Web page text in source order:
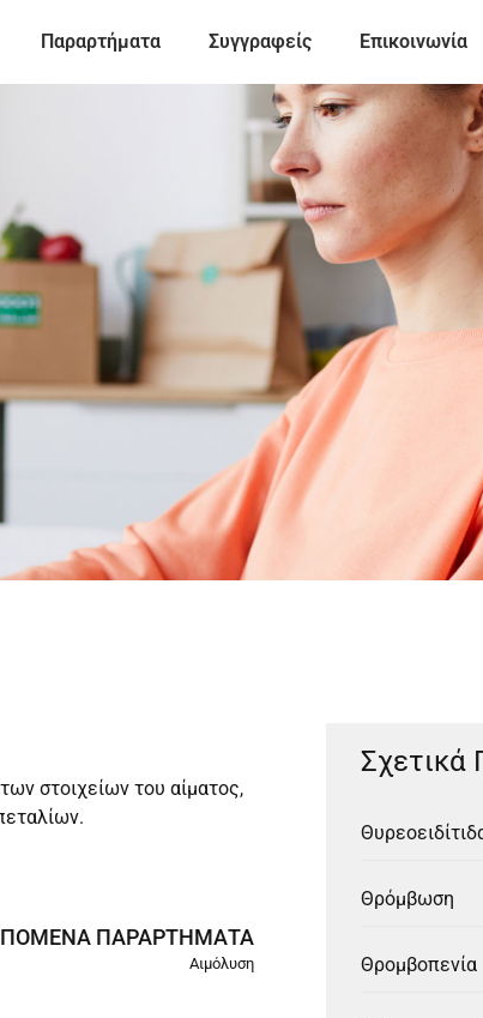
Παραρτήματα Συγγραφείς Επικοινωνία
στοιχείων του αίματος,
ΠΑΡΑΡΤΉΜΑΤΑ
Αιμόλυση
Σχετικά
Θρόμβωση
Θρομβοπενία